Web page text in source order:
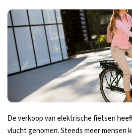
De verkoop van elektrische fietsen
vlucht genomen. Steeds meer mensen